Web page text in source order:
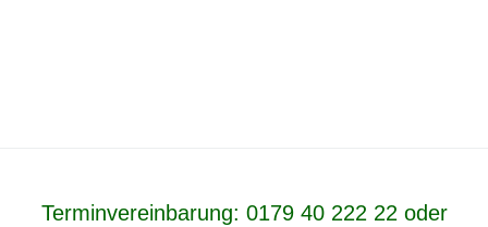
Terminvereinbarung: 0179 40 222 22 oder